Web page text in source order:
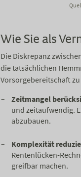
Wie Sie als
Die Diskrepanz
die tatsächlichen
Vorsorgebereitschaft
Zeitmangel
und zeitaufwendig.
abzubauen.
Komplexität
Rentenlücken-
greifbar machen.